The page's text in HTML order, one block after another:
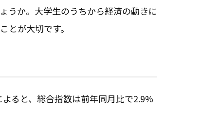
うか。大学生のうちから経済の動きに
とが大切です。
ると、総合指数は前年同月比で2.9%